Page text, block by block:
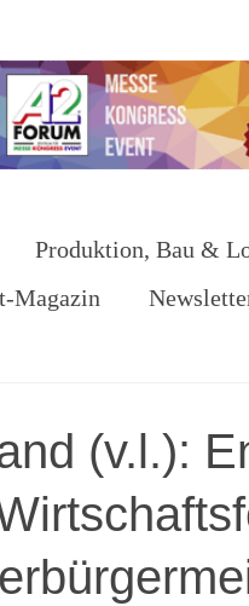
Produktion, Bau &
Magazin
(v.l.):